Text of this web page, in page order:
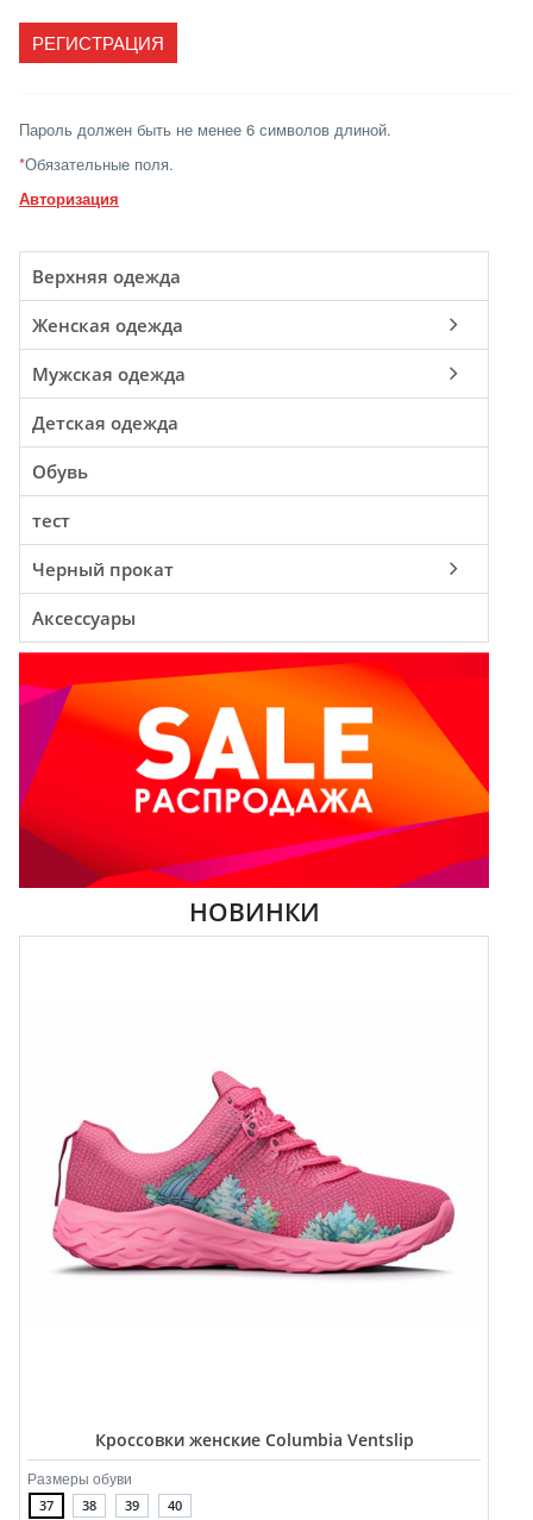
Пароль должен быть не менее 6 символов длиной.
*Обязательные поля.
Авторизация
Верхняя одежда
Женская одежда
Мужская одежда
Детская одежда
Обувь
тест
Черный прокат
Аксессуары
НОВИНКИ
Кроссовки женские Columbia Ventslip
Размеры обуви
37 38 39 40